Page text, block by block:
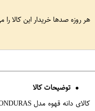
هر روزه صدها خریدار این کالا را
توضیحات کالا